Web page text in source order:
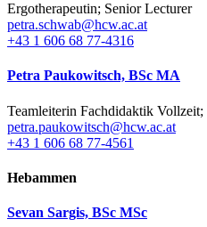
Ergotherapeutin; Senior Lecturer
petra.schwab@hcw.ac.at
+43 1 606 68 77-4316
Petra Paukowitsch, BSc MA
Teamleiterin Fachdidaktik
petra.paukowitsch@hcw.ac.at
+43 1 606 68 77-4561
Hebammen
Sevan Sargis, BSc MSc